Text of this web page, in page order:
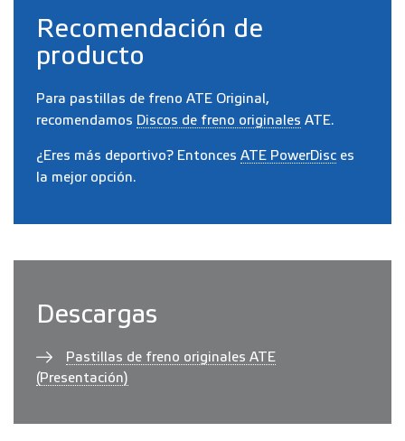
Recomendación de
producto
Para pastillas de freno ATE Original,
recomendamos Discos de freno originales ATE.
¿Eres más deportivo? Entonces ATE PowerDisc es
la mejor opción.
Descargas
Pastillas de freno originales ATE
(Presentación)